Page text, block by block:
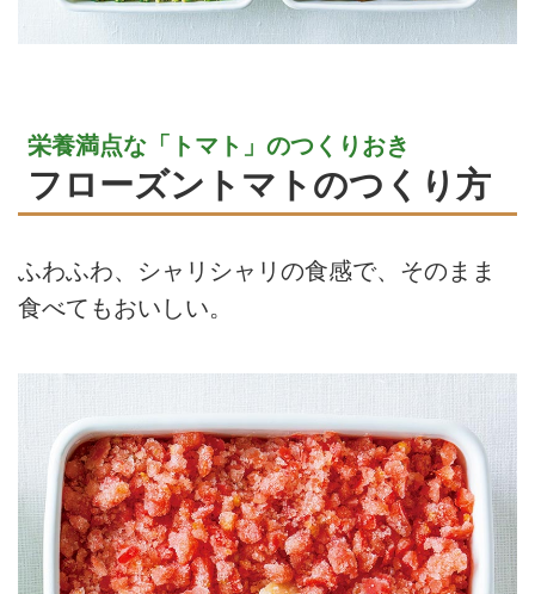
栄養満点な「トマト」のつくりおき
フローズントマトのつくり方
ふわふわ、シャリシャリの食感で、そのまま
食べてもおいしい。